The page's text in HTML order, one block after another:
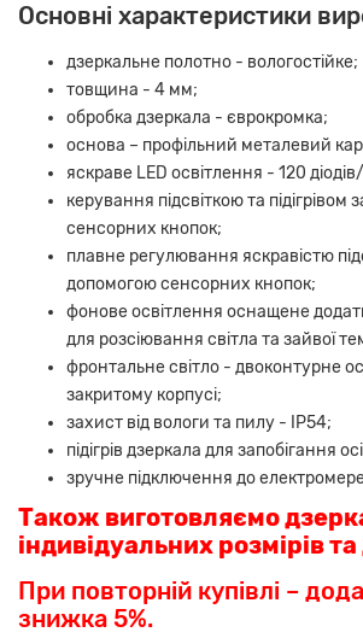
Основні характеристики
дзеркальне полотно - вологостійке;
товщина - 4 мм;
обробка дзеркала - єврокромка;
основа – профільний металевий
яскраве LED освітлення - 120
керування підсвіткою та підігрівом
сенсорних кнопок;
плавне регулювання яскравістю
допомогою сенсорних кнопок;
фонове освітлення оснащене
для розсіювання світла та зайвої
фронтальне світло - двоконтурне
закритому корпусі;
захист від вологи та пилу - IP54;
підігрів дзеркала для запобігання
зручне підключення до
Також виготовляємо
індивідуальних розмірів
При повторній купівлі –
знижка 5%.